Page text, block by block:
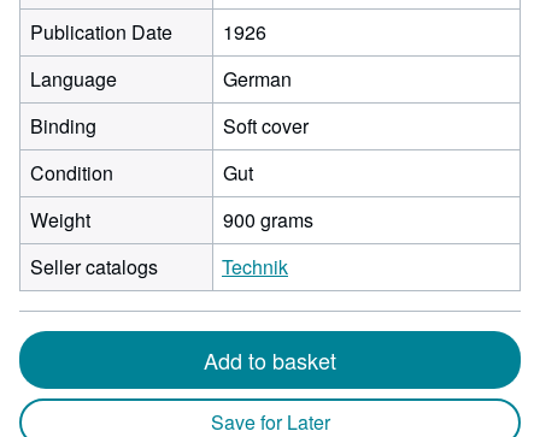
Publication Date
1926
Language
German
Binding
Soft cover
Condition
Gut
Weight
900 grams
Seller catalogs
Technik
Add to basket
Save for Later